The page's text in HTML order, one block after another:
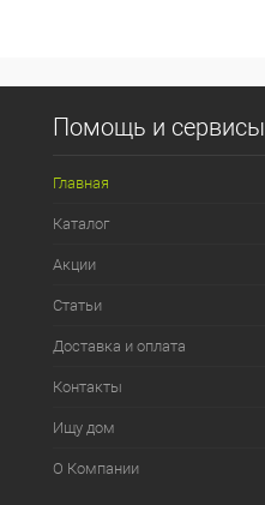
Помощь и сервисы
Главная
Каталог
Акции
Статьи
Доставка и оплата
Контакты
Ищу дом
О Компании